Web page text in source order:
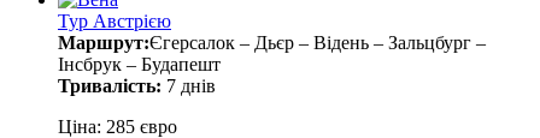
Тур Австрією
Маршрут:Єгерсалок – Дьєр – Відень – Зальцбург –
Інсбрук – Будапешт
Тривалість: 7 днів
Ціна: 285 євро